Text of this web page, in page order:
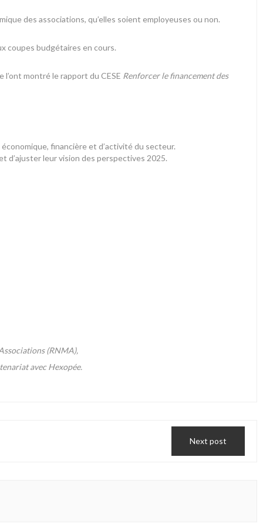
des associations, qu’elles soient employeuses ou non.
coupes budgétaires en cours.
l’ont montré lerapport du CESE Renforcer le financement des
financière et d’activité du secteur.
d’ajuster leur vision des perspectives 2025.
(RNMA),
avec Hexopée.
Next post